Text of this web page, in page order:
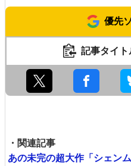
優先
記事タイ
・関連記事
あの未完の超大作「シェン